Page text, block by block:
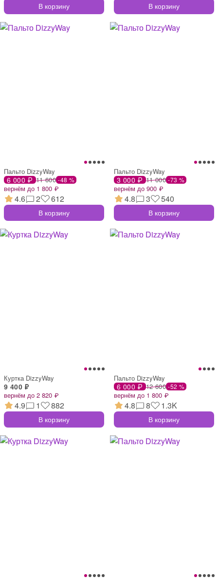
В корзину В корзину
Пальто DizzyWay
6 000 ₽ 11 600 -48 %
вернём до 1 800 ₽
4.6 2 612
В корзину
Пальто DizzyWay
3 000 ₽ 11 000 -73 %
вернём до 900 ₽
4.8 3 540
В корзину
Куртка DizzyWay
9 400 ₽
вернём до 2 820 ₽
4.9 1 882
В корзину
Пальто DizzyWay
6 000 ₽ 12 600 -52 %
вернём до 1 800 ₽
4.8 8 1.3K
В корзину